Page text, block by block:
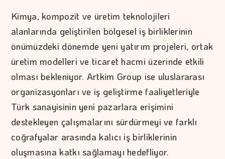
Kimya, kompozit ve üretim teknolojileri
alanlarında geliştirilen bölgesel iş birliklerinin
önümüzdeki dönemde yeni yatırım projeleri, ortak
üretim modelleri ve ticaret hacmi üzerinde etkili
olması bekleniyor. Artkim Group ise uluslararası
organizasyonları ve iş geliştirme faaliyetleriyle
Türk sanayisinin yeni pazarlara erişimini
destekleyen çalışmalarını sürdürmeyi ve farklı
coğrafyalar arasında kalıcı iş birliklerinin
oluşmasına katkı sağlamayı hedefliyor.